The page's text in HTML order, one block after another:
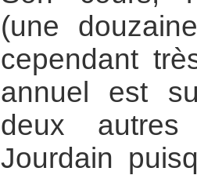
(une
cependant
annuel est
deux
Jourdain